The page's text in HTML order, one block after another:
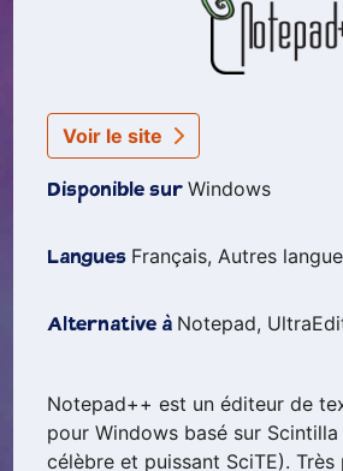
Voir le site
Disponible sur Windows
Langues Français, Autres
Alternative à Notepad,
Notepad++ est un éditeur de
pour Windows basé sur
célèbre et puissant SciTE). Très